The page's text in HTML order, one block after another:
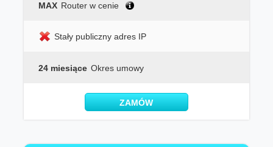
MAX Router w cenie
Stały publiczny adres IP
24 miesiące Okres umowy
ZAMÓW